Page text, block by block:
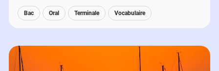
Bac Oral Terminale Vocabulaire